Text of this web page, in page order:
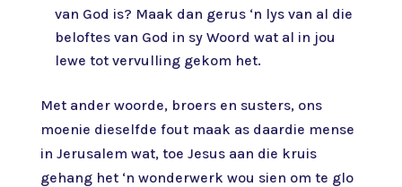
van God is? Maak dan gerus ‘n lys van al die
beloftes van God in sy Woord wat al in jou
lewe tot vervulling gekom het.
Met ander woorde, broers en susters, ons
moenie dieselfde fout maak as daardie mense
in Jerusalem wat, toe Jesus aan die kruis
gehang het ‘n wonderwerk wou sien om te glo